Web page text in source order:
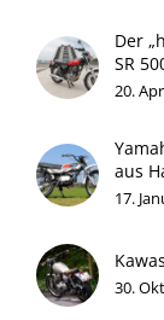
Der
SR
20.
aus
17.
30.